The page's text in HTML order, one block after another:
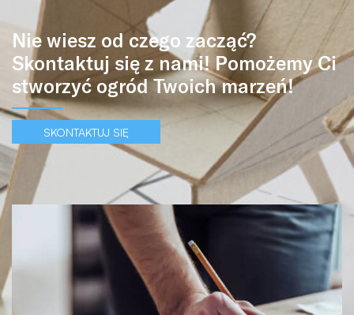
Nie wiesz od czego zacząć?
Skontaktuj się z nami! Pomożemy Ci
stworzyć ogród Twoich marzeń!
SKONTAKTUJ SIĘ